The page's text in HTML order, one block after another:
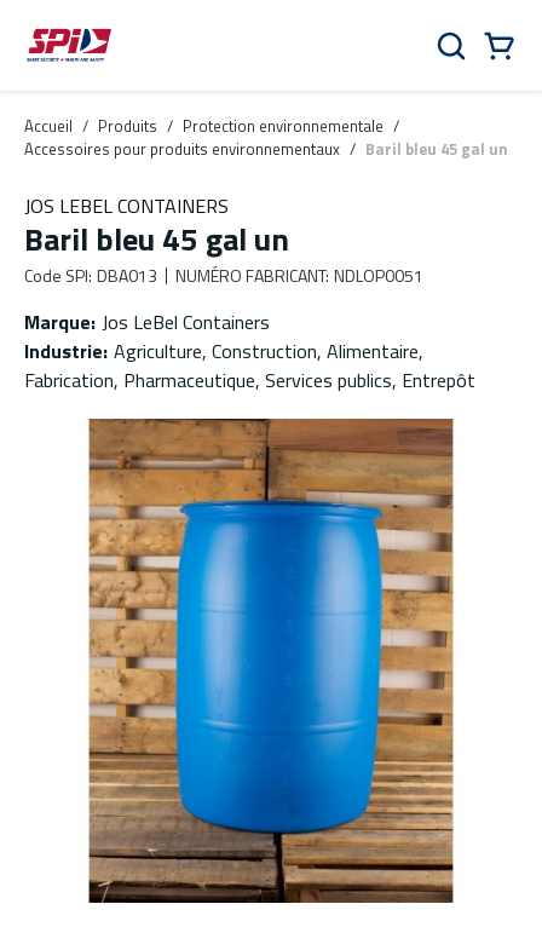
Aller au contenu principal
Skip to menu
Skip to footer
Rechercher
Accueil / Produits / Protection environnementale /
Accessoires pour produits environnementaux / Baril bleu 45 gal un
JOS LEBEL CONTAINERS
Baril bleu 45 gal un
Code SPI: DBA013 NUMÉRO FABRICANT: NDLOP0051
Marque: Jos LeBel Containers
Industrie: Agriculture, Construction, Alimentaire,
Fabrication, Pharmaceutique, Services publics, Entrepôt